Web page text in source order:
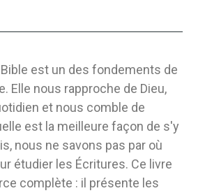
est un des fondements de
Elle nous rapproche de Dieu,
et nous comble de
est la meilleure façon de s'y
nous ne savons pas par où
étudier les Écritures. Ce livre
complète : il présente les